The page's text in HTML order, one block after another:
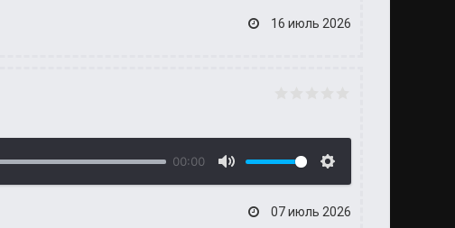
16 июль 2026
00:00
07 июль 2026